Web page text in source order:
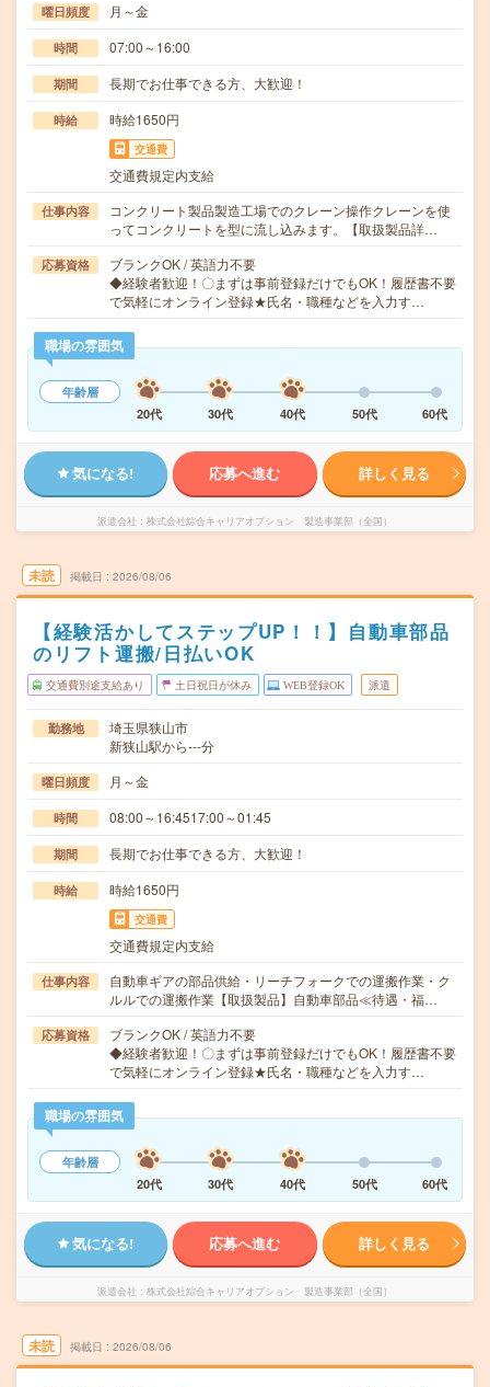
曜日頻度 月～金
時間 07:00～16:00
期間 長期でお仕事できる方、大歓迎！
時給 時給1650円
交通費
交通費規定内支給
仕事内容
コンクリート製品製造工場でのクレーン操作クレーンを使
ってコンクリートを型に流し込みます。【取扱製品詳…
応募資格
ブランクOK / 英語力不要
◆経験者歓迎！〇まずは事前登録だけでもOK！履歴書不要
で気軽にオンライン登録★氏名・職種などを入力す…
職場の雰囲気
年齢層
20代
30代 40代 50代 60代
気になる! 応募へ進む 詳しく見る
派遣会社 株式会社綜合キャリアオプション 製造事業部（全国）
未読 掲載日 2026/08/06
【経験活かしてステップUP！！】自動車部品
のリフト運搬/日払いOK
交通費別途支給あり 土日祝日が休み WEB登録OK 派遣
勤務地
埼玉県狭山市
新狭山駅から---分
曜日頻度 月～金
時間 08:00～16:4517:00～01:45
期間 長期でお仕事できる方、大歓迎！
時給 時給1650円
交通費
交通費規定内支給
仕事内容
自動車ギアの部品供給・リーチフォークでの運搬作業・ク
ルルでの運搬作業【取扱製品】自動車部品≪待遇・福…
応募資格
ブランクOK / 英語力不要
◆経験者歓迎！〇まずは事前登録だけでもOK！履歴書不要
で気軽にオンライン登録★氏名・職種などを入力す…
職場の雰囲気
年齢層
20代
30代 40代 50代 60代
気になる! 応募へ進む 詳しく見る
派遣会社 株式会社綜合キャリアオプション 製造事業部（全国）
未読 掲載日 2026/08/06